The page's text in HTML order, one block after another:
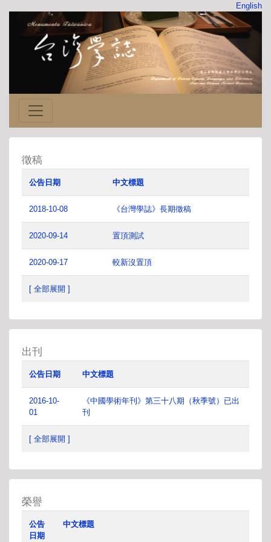
English
徵稿
公告日期 中文標題
2018-10-08 《台灣學誌》長期徵稿
2020-09-14 置頂測試
2020-09-17 較新沒置頂
[ 全部展開 ]
出刊
公告日期 中文標題
2016-10-
01
《中國學術年刊》第三十八期（秋季號）已出
刊
[ 全部展開 ]
榮譽
公告
日期
中文標題